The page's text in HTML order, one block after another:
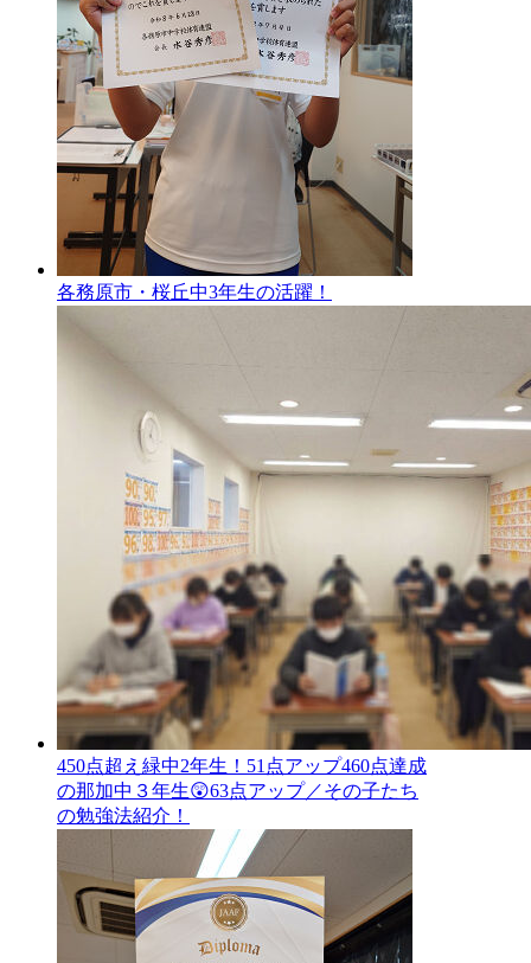
各務原市・桜丘中3年生の活躍！
450点超え緑中2年生！51点アップ460点達成
の那加中３年生😲63点アップ／その子たち
の勉強法紹介！